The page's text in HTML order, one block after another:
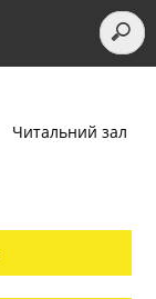
Читальний зал